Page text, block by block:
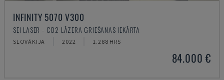
INFINITY 5070 V300
SEI LASER - CO2 LĀZERA GRIEŠANAS IEKĀRTA
SLOVĀKIJA 2022 1.288 HRS
84.000 €